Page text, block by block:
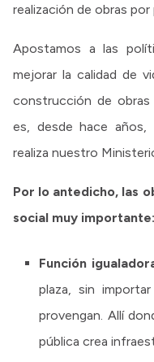
realización de obras
Apostamos a las
mejorar la calidad de
construcción de
es, desde hace
realiza nuestro
Por lo antedicho, las
social muy importante:
Función
plaza, sin
provengan. Allí
pública crea